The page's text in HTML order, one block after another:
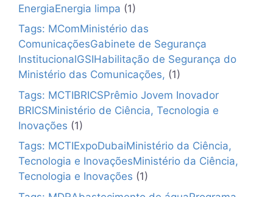
EnergiaEnergia limpa (1)
Tags: MComMinistério das
ComunicaçõesGabinete de Segurança
InstitucionalGSIHabilitação de Segurança do
Ministério das Comunicações, (1)
Tags: MCTIBRICSPrêmio Jovem Inovador
BRICSMinistério de Ciência, Tecnologia e
Inovações (1)
Tags: MCTIExpoDubaiMinistério da Ciência,
Tecnologia e InovaçõesMinistério da Ciência,
Tecnologia e Inovações (1)